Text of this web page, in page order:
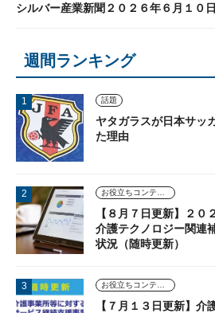
シルバー産業新聞２０２６年６月１０
週間ランキング
話題
ヤタガラスが日本サッ
た理由
【８月７日更新】２
介護テクノロジー関
状況（随時更新）
【７月１３日更新】介